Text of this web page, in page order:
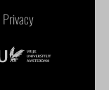
Privacy